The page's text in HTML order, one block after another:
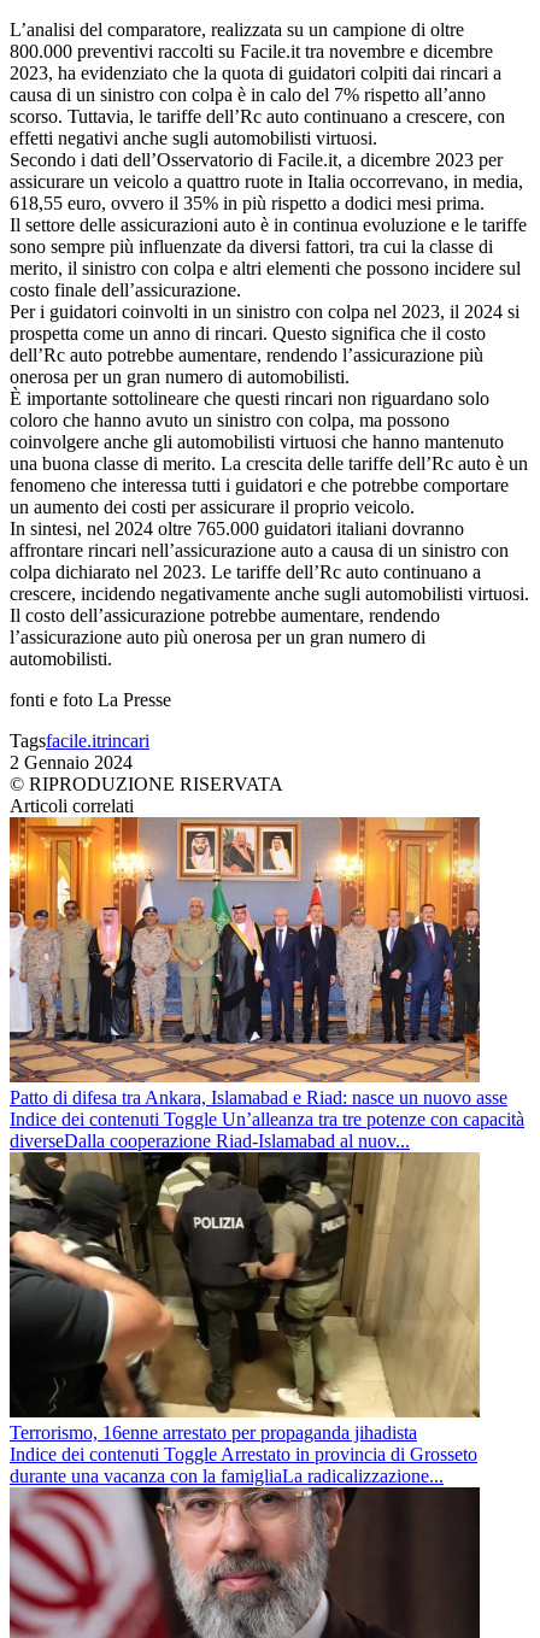
L’analisi del comparatore, realizzata su un campione di oltre
800.000 preventivi raccolti su Facile.it tra novembre e dicembre
2023, ha evidenziato che la quota di guidatori colpiti dai rincari a
causa di un sinistro con colpa è in calo del 7% rispetto all’anno
scorso. Tuttavia, le tariffe dell’Rc auto continuano a crescere, con
effetti negativi anche sugli automobilisti virtuosi.
Secondo i dati dell’Osservatorio di Facile.it, a dicembre 2023 per
assicurare un veicolo a quattro ruote in Italia occorrevano, in media,
618,55 euro, ovvero il 35% in più rispetto a dodici mesi prima.
Il settore delle assicurazioni auto è in continua evoluzione e le tariffe
sono sempre più influenzate da diversi fattori, tra cui la classe di
merito, il sinistro con colpa e altri elementi che possono incidere sul
costo finale dell’assicurazione.
Per i guidatori coinvolti in un sinistro con colpa nel 2023, il 2024 si
prospetta come un anno di rincari. Questo significa che il costo
dell’Rc auto potrebbe aumentare, rendendo l’assicurazione più
onerosa per un gran numero di automobilisti.
È importante sottolineare che questi rincari non riguardano solo
coloro che hanno avuto un sinistro con colpa, ma possono
coinvolgere anche gli automobilisti virtuosi che hanno mantenuto
una buona classe di merito. La crescita delle tariffe dell’Rc auto è un
fenomeno che interessa tutti i guidatori e che potrebbe comportare
un aumento dei costi per assicurare il proprio veicolo.
In sintesi, nel 2024 oltre 765.000 guidatori italiani dovranno
affrontare rincari nell’assicurazione auto a causa di un sinistro con
colpa dichiarato nel 2023. Le tariffe dell’Rc auto continuano a
crescere, incidendo negativamente anche sugli automobilisti virtuosi.
Il costo dell’assicurazione potrebbe aumentare, rendendo
l’assicurazione auto più onerosa per un gran numero di
automobilisti.
fonti e foto La Presse
Tagsfacile.itrincari
2 Gennaio 2024
© RIPRODUZIONE RISERVATA
Articoli correlati
Patto di difesa tra Ankara, Islamabad e Riad: nasce un nuovo asse
Indice dei contenuti Toggle Un’alleanza tra tre potenze con capacità
diverseDalla cooperazione Riad-Islamabad al nuov...
Terrorismo, 16enne arrestato per propaganda jihadista
Indice dei contenuti Toggle Arrestato in provincia di Grosseto
durante una vacanza con la famigliaLa radicalizzazione...